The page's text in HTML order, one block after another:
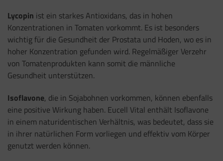
Lycopin ist ein starkes Antioxidans, das in hohen
Konzentrationen in Tomaten vorkommt. Es ist besonders
wichtig für die Gesundheit der Prostata und Hoden, wo es in
hoher Konzentration gefunden wird. Regelmäßiger Verzehr
von Tomatenprodukten kann somit die männliche
Gesundheit unterstützen.
Isoflavone, die in Sojabohnen vorkommen, können ebenfalls
eine positive Wirkung haben. Eucell Vital enthält Isoflavone
in einem naturidentischen Verhältnis, was bedeutet, dass sie
in ihrer natürlichen Form vorliegen und effektiv vom Körper
genutzt werden können.